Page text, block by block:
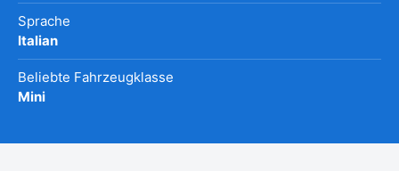
Sprache
Italian
Beliebte Fahrzeugklasse
Mini